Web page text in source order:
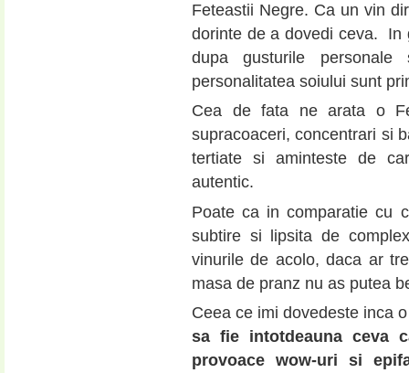
Feteastii Negre. Ca un vin
dorinte de a dovedi ceva. In
dupa gusturile
personalitatea soiului sunt
Cea de fata ne arata o
supracoaceri, concentrari si
tertiate si aminteste de
autentic.
Poate ca in comparatie cu
subtire si lipsita de
vinurile de acolo, daca ar
masa de pranz nu as putea
Ceea ce imi dovedeste inca
sa fie intotdeauna ceva
provoace wow-uri si